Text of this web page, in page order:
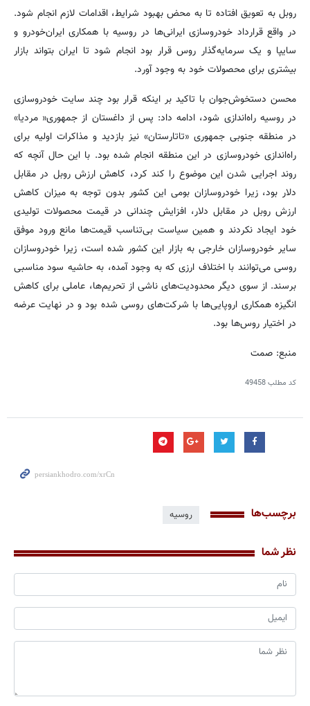
روبل به تعویق افتاده تا به محض بهبود شرایط، اقدامات لازم انجام شود.
در واقع قرارداد خودروسازی ایرانی‌ها در روسیه با همکاری ایران‌خودرو و
سایپا و یک سرمایه‌گذار روس قرار بود انجام شود تا ایران بتواند بازار
بیشتری برای محصولات خود به وجود آورد.
محسن دستخوش‌جوان با تاکید بر اینکه قرار بود چند سایت خودروسازی
در روسیه راه‌اندازی شود، ادامه داد: پس از داغستان از جمهوری« مردیا»
در منطقه جنوبی جمهوری «تاتارستان» نیز بازدید و مذاکرات اولیه برای
راه‌اندازی خودروسازی در این منطقه انجام شده بود. با این حال آنچه که
روند اجرایی شدن این موضوع را کند کرد، کاهش ارزش روبل در مقابل
دلار بود، زیرا خودروسازان بومی این کشور بدون توجه به میزان کاهش
ارزش روبل در مقابل دلار، افزایش چندانی در قیمت محصولات تولیدی
خود ایجاد نکردند و همین سیاست بی‌تناسب قیمت‌ها مانع ورود موفق
سایر خودروسازان خارجی به بازار این کشور شده است، زیرا خودروسازان
روسی می‌توانند با اختلاف ارزی که به وجود آمده، به حاشیه سود مناسبی
برسند. از سوی دیگر محدودیت‌های ناشی از تحریم‌ها، عاملی برای کاهش
انگیزه همکاری اروپایی‌ها با شرکت‌های روسی شده بود و در نهایت عرضه
در اختیار روس‌ها بود.
منبع: صمت
کد مطلب49458
برچسب‌ها روسیه
نظر شما